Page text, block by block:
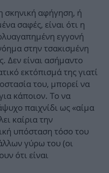
σκηνική αφήγηση, ή
σαφές, είναι ότι η
εγγονή
στην τσακισμένη
Δεν είναι ασήμαντο
εκτόπισμά της γιατί
του, μπορεί να
κάποιον. Το να
παιχνίδι ως «αίμα
καίρια την
υπόσταση τόσο του
γύρω του (οι
ότι είναι